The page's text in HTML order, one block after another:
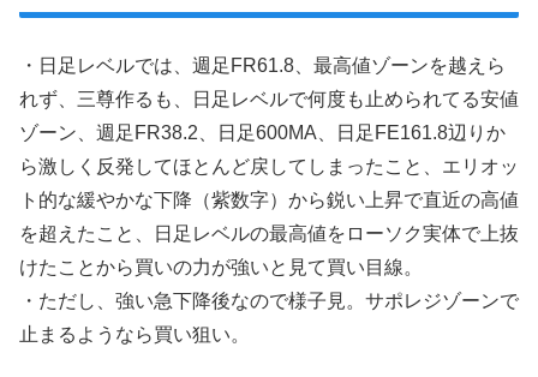
・日足レベルでは、週足FR61.8、最高値ゾーンを越えら
れず、三尊作るも、日足レベルで何度も止められてる安値
ゾーン、週足FR38.2、日足600MA、日足FE161.8辺りか
ら激しく反発してほとんど戻してしまったこと、エリオッ
ト的な緩やかな下降（紫数字）から鋭い上昇で直近の高値
を超えたこと、日足レベルの最高値をローソク実体で上抜
けたことから買いの力が強いと見て買い目線。
・ただし、強い急下降後なので様子見。サポレジゾーンで
止まるようなら買い狙い。